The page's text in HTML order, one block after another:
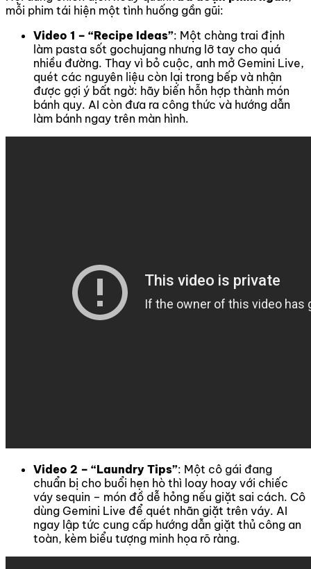
mỗi phim tái hiện một tình huống gần gũi:
Video 1 – “Recipe Ideas”: Một chàng trai định
làm pasta sốt gochujang nhưng lỡ tay cho quá
nhiều đường. Thay vì bỏ cuộc, anh mở Gemini Live,
quét các nguyên liệu còn lại trong bếp và nhận
được gợi ý bất ngờ: hãy biến hỗn hợp thành món
bánh quy. AI còn đưa ra công thức và hướng dẫn
làm bánh ngay trên màn hình.
Video 2 – “Laundry Tips”: Một cô gái đang
chuẩn bị cho buổi hẹn hò thì loay hoay với chiếc
váy sequin – món đồ dễ hỏng nếu giặt sai cách. Cô
dùng Gemini Live để quét nhãn giặt trên váy. AI
ngay lập tức cung cấp hướng dẫn giặt thủ công an
toàn, kèm biểu tượng minh họa rõ ràng.